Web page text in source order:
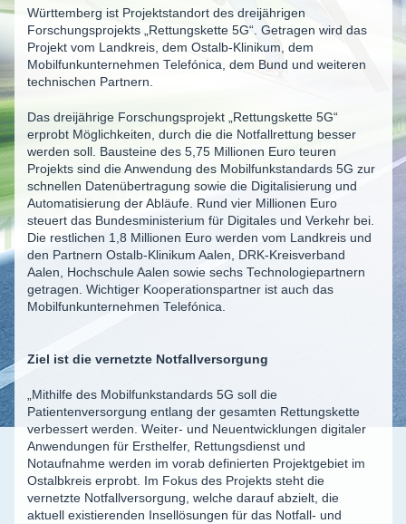
Württemberg ist Projektstandort des dreijährigen
Forschungsprojekts „Rettungskette 5G“. Getragen wird das
Projekt vom Landkreis, dem Ostalb-Klinikum, dem
Mobilfunkunternehmen Telefónica, dem Bund und weiteren
technischen Partnern.
Das dreijährige Forschungsprojekt „Rettungskette 5G“
erprobt Möglichkeiten, durch die die Notfallrettung besser
werden soll. Bausteine des 5,75 Millionen Euro teuren
Projekts sind die Anwendung des Mobilfunkstandards 5G zur
schnellen Datenübertragung sowie die Digitalisierung und
Automatisierung der Abläufe. Rund vier Millionen Euro
steuert das Bundesministerium für Digitales und Verkehr bei.
Die restlichen 1,8 Millionen Euro werden vom Landkreis und
den Partnern Ostalb-Klinikum Aalen, DRK-Kreisverband
Aalen, Hochschule Aalen sowie sechs Technologiepartnern
getragen. Wichtiger Kooperationspartner ist auch das
Mobilfunkunternehmen Telefónica.
Ziel ist die vernetzte Notfallversorgung
„Mithilfe des Mobilfunkstandards 5G soll die
Patientenversorgung entlang der gesamten Rettungskette
verbessert werden. Weiter- und Neuentwicklungen digitaler
Anwendungen für Ersthelfer, Rettungsdienst und
Notaufnahme werden im vorab definierten Projektgebiet im
Ostalbkreis erprobt. Im Fokus des Projekts steht die
vernetzte Notfallversorgung, welche darauf abzielt, die
aktuell existierenden Insellösungen für das Notfall- und